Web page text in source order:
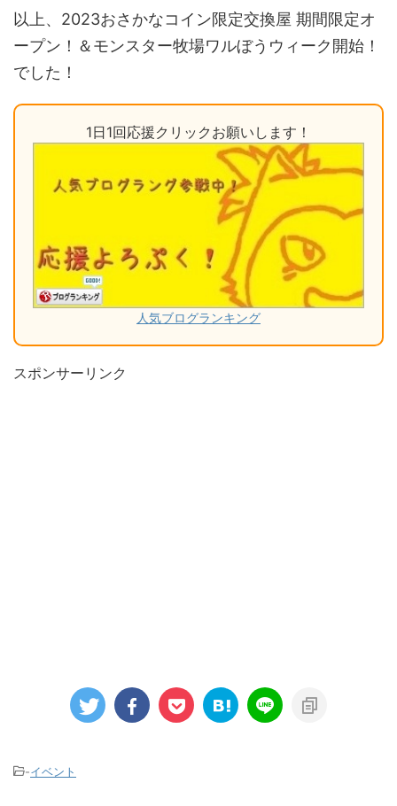
以上、2023おさかなコイン限定交換屋 期間限定オ
ープン！＆モンスター牧場ワルぼうウィーク開始！
でした！
1日1回応援クリックお願いします！
人気ブログランキング
スポンサーリンク
-イベント